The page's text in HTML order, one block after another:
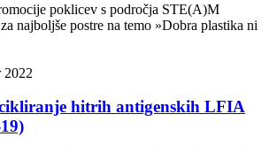
poklicev s področja STE(A)M
najboljše postre na temo »Dobra plastika ni
2022
hitrih antigenskih LFIA